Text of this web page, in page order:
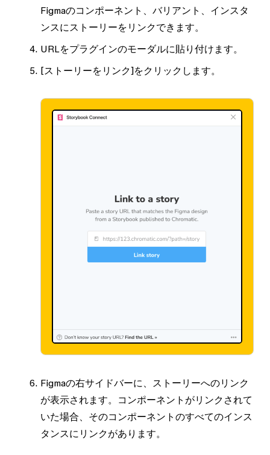
Figmaのコンポーネント、バリアント、インスタ
ンスにストーリーをリンクできます。
URLをプラグインのモーダルに貼り付けます。
[ストーリーをリンク]をクリックします。
Figmaの右サイドバーに、ストーリーへのリンク
が表示されます。コンポーネントがリンクされて
いた場合、そのコンポーネントのすべてのインス
タンスにリンクがあります。